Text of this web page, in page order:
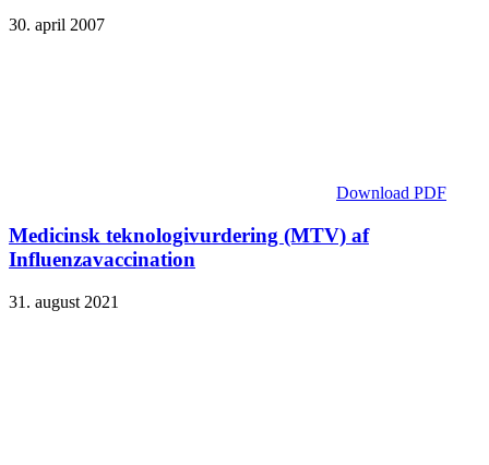
30. april 2007
Download PDF
Medicinsk teknologivurdering (MTV) af
Influenzavaccination
31. august 2021